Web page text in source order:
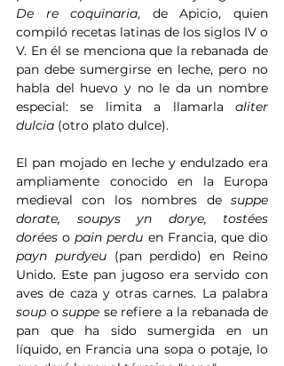
De re coquinaria, de Apicio, quien
compiló recetas latinas de los siglos IV o
V. En él se menciona que la rebanada de
pan debe sumergirse en leche, pero no
habla del huevo y no le da un nombre
especial: se limita a llamarla aliter
dulcia (otro plato dulce).
El pan mojado en leche y endulzado era
ampliamente conocido en la Europa
medieval con los nombres de suppe
dorate, soupys yn dorye, tostées
dorées o pain perdu
payn purdyeu (pan perdido) en Reino
Unido. Este pan jugoso era servido con
soup o suppe se refiere a la rebanada de
pan que ha sido sumergida en un
líquido, en Francia una sopa o potaje, lo